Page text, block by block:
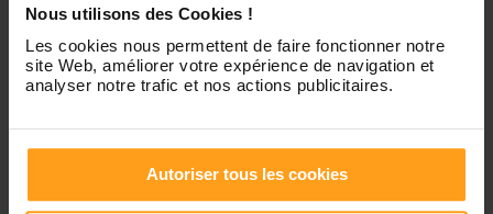
Nous utilisons des Cookies !
Les cookies nous permettent de faire fonctionner notre
site Web, améliorer votre expérience de navigation et
analyser notre trafic et nos actions publicitaires.
Autoriser tous les cookies
Mercredi Disponible de 00:00 à 00:30
Jeudi Disponible de 00:00 à 00:00
Disponible de 00:00 à 00:00
Vous souhaitez connaître les
disponibilités de Charlotte ?
Contactez-nous